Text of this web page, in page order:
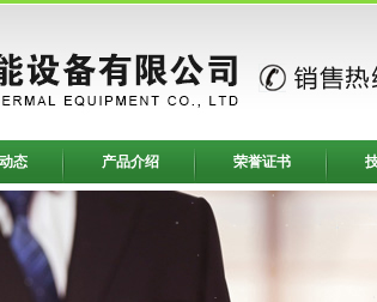
态 产品介绍 荣誉证书